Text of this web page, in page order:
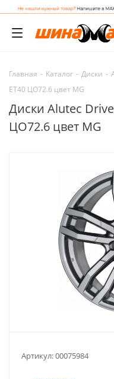
Главная - Каталог - Диски -
ET40 ЦО72.6 цвет MG
Диски Alutec
ЦО72.6 цвет MG
Артикул:00075984